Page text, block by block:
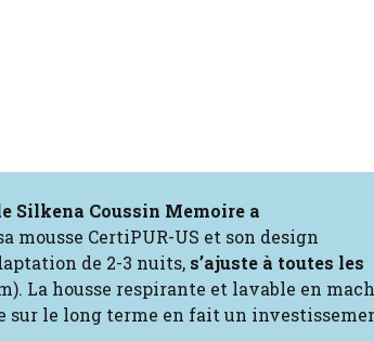
Silkena Coussin Memoire a
mousse CertiPUR-US et son design
de 2-3 nuits, s’ajuste à toutes les
La housse respirante et lavable en
sur le long terme en fait un